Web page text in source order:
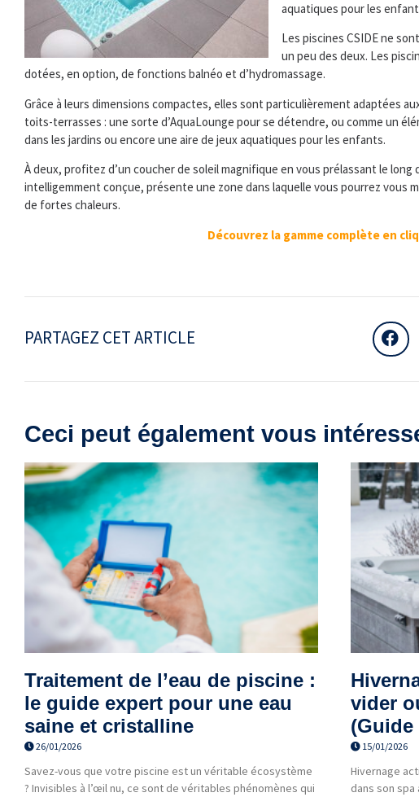
aquatiques pour les
Les piscines CSIDE ne
un peu des deux. Les
dotées, en option, de fonctions balnéo et d’hydromassage.
Grâce à leurs dimensions compactes, elles sont particulièrement adaptées
toits-terrasses : une sorte d’AquaLounge pour se détendre, ou comme un
dans les jardins ou encore une aire de jeux aquatiques pour les enfants.
À deux, profitez d’un coucher de soleil magnifique en vous prélassant le
intelligemment conçue, présente une zone dans laquelle vous pourrez vous
de fortes chaleurs.
Découvrez la gamme complète en
PARTAGEZ CET ARTICLE
Ceci peut également vous
Traitement de l’eau de piscine :
le guide expert pour une eau
saine et cristalline
26/01/2026
Savez-vous que votre piscine est un véritable écosystème
? Invisibles à l’œil nu, ce sont de véritables phénomènes qui
vider
15/01/2026
Hivernage
dans son